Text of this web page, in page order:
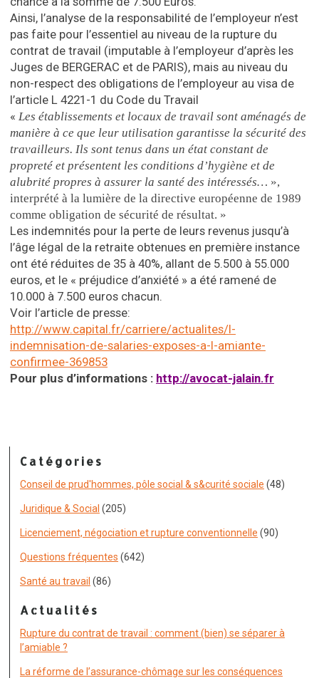
Ainsi, l’analyse de la responsabilité de l’employeur n’est
pas faite pour l’essentiel au niveau de la rupture du
contrat de travail (imputable à l’employeur d’après les
Juges de BERGERAC et de PARIS), mais au niveau du
non-respect des obligations de l’employeur au visa de
l’article L 4221-1 du Code du Travail
« Les établissements et locaux de travail sont aménagés de
manière à ce que leur utilisation garantisse la sécurité des
travailleurs. Ils sont tenus dans un état constant de
propreté et présentent les conditions d’hygiène et de
alubrité propres à assurer la santé des intéressés… »,
interprété à la lumière de la directive européenne de 1989
comme obligation de sécurité de résultat. »
Les indemnités pour la perte de leurs revenus jusqu’à
l’âge légal de la retraite obtenues en première instance
ont été réduites de 35 à 40%, allant de 5.500 à 55.000
euros, et le « préjudice d’anxiété » a été ramené de
10.000 à 7.500 euros chacun.
Voir l’article de presse:
http://www.capital.fr/carriere/actualites/l-
indemnisation-de-salaries-exposes-a-l-amiante-
confirmee-369853
Pour plus d’informations : http://avocat-jalain.fr
Catégories
Conseil de prud'hommes, pôle social & s&curité sociale (48)
Juridique & Social (205)
Licenciement, négociation et rupture conventionnelle (90)
Questions fréquentes (642)
Santé au travail (86)
Actualités
Rupture du contrat de travail : comment (bien) se séparer à
l’amiable ?
La réforme de l’assurance-chômage sur les conséquences